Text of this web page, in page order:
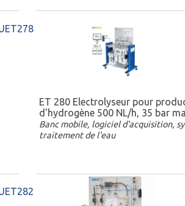
ET 280 Electrolyseur pour
d'hydrogène 500 NL/h, 35 bar
Banc mobile, logiciel d'acquisition,
traitement de l'eau